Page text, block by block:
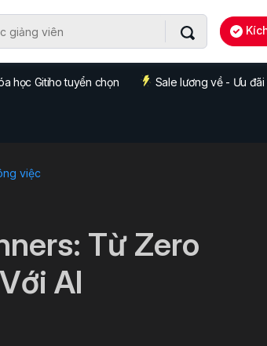
học Gitiho tuyển chọn Sale lương về - Ưu
việc
Từ Zero
AI